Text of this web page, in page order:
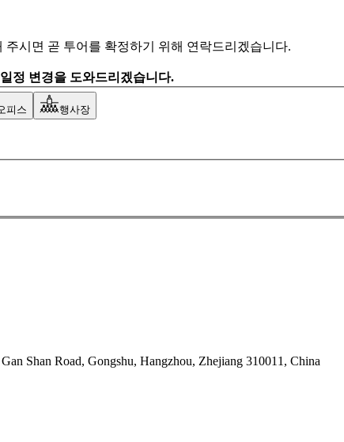
시면 곧 투어를 확정하기 위해 연락드리겠습니다.
정 변경을 도와드리겠습니다.
피스 행사장
Shan Road, Gongshu, Hangzhou, Zhejiang 310011, China